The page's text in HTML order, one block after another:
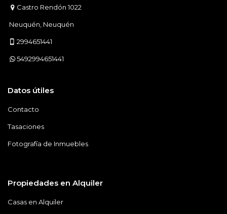
Castro Rendón 1022
Neuquén, Neuquén
2994651441
5492994651441
Datos útiles
Contacto
Tasaciones
Fotografía de Inmuebles
Propiedades en Alquiler
Casas en Alquiler